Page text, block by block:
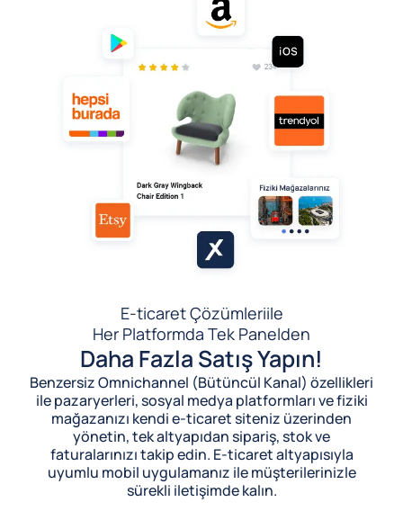
E-ticaret Çözümleriile
Her Platformda Tek Panelden
Daha Fazla Satış Yapın!
Benzersiz Omnichannel (Bütüncül Kanal) özellikleri
ile pazaryerleri, sosyal medya platformları ve fiziki
mağazanızı kendi e-ticaret siteniz üzerinden
yönetin, tek altyapıdan sipariş, stok ve
faturalarınızı takip edin. E-ticaret altyapısıyla
uyumlu mobil uygulamanız ile müşterilerinizle
sürekli iletişimde kalın.